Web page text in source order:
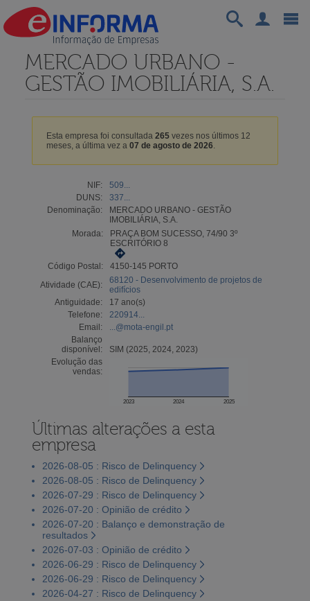
MERCADO URBANO -
GESTÃO IMOBILIÁRIA, S.A.
Esta empresa foi consultada 265vezes nos últimos 12
meses, a última vez a 07 de agosto de 2026.
NIF:
509...
DUNS:
337...
Denominação:
MERCADO URBANO - GESTÃO
IMOBILIÁRIA, S.A.
Morada:
PRAÇA BOM SUCESSO, 74/90 3º
ESCRITÓRIO 8
Código Postal:
4150-145 PORTO
Atividade (CAE):
68120 - Desenvolvimento de projetos de
edifícios
Antiguidade:
17 ano(s)
Telefone:
220914...
Email:
...@mota-engil.pt
Balanço
disponível:
SIM (2025, 2024, 2023)
Evolução das
vendas:
2023 2024 2025
Últimas alterações a esta
empresa
2026-08-05 : Risco de Delinquency
2026-08-05 : Risco de Delinquency
2026-07-29 : Risco de Delinquency
2026-07-20 : Opinião de crédito
2026-07-20 : Balanço e demonstração de
resultados
2026-07-03 : Opinião de crédito
2026-06-29 : Risco de Delinquency
2026-06-29 : Risco de Delinquency
2026-04-27 : Risco de Delinquency